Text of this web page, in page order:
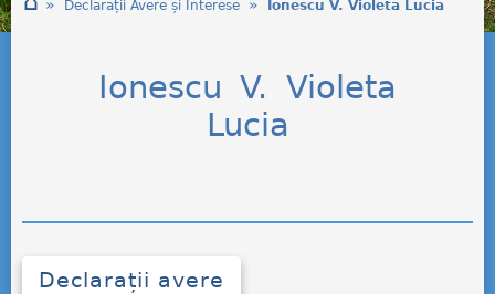
» Declarații Avere și Interese » Ionescu V. Violeta Lucia
Ionescu V. Violeta
Lucia
Declarații avere